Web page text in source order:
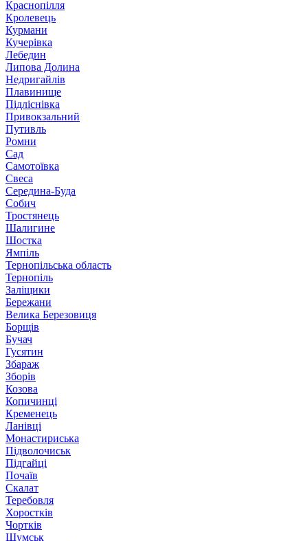
Краснопілля
Кролевець
Курмани
Кучерівка
Лебедин
Липова Долина
Недригайлів
Плавинище
Підліснівка
Привокзальний
Путивль
Ромни
Сад
Самотоївка
Свеса
Середина-Буда
Собич
Тростянець
Шалигине
Шостка
Ямпіль
Тернопільська область
Тернопіль
Заліщики
Бережани
Велика Березовиця
Борщів
Бучач
Гусятин
Збараж
Зборів
Козова
Копичинці
Кременець
Ланівці
Монастириська
Підволочиськ
Підгайці
Почаїв
Скалат
Теребовля
Хоростків
Чортків
Шумськ